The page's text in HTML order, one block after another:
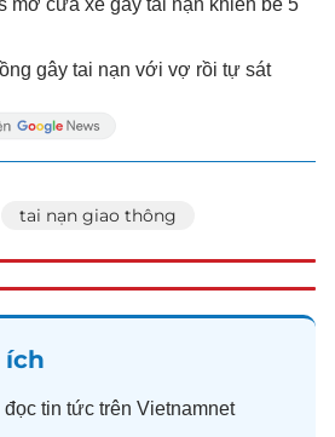
mở cửa xe gây tai nạn khiến bé 5
gây tai nạn với vợ rồi tự sát
tai nạn giao thông
ích
đọc tin tức trên Vietnamnet